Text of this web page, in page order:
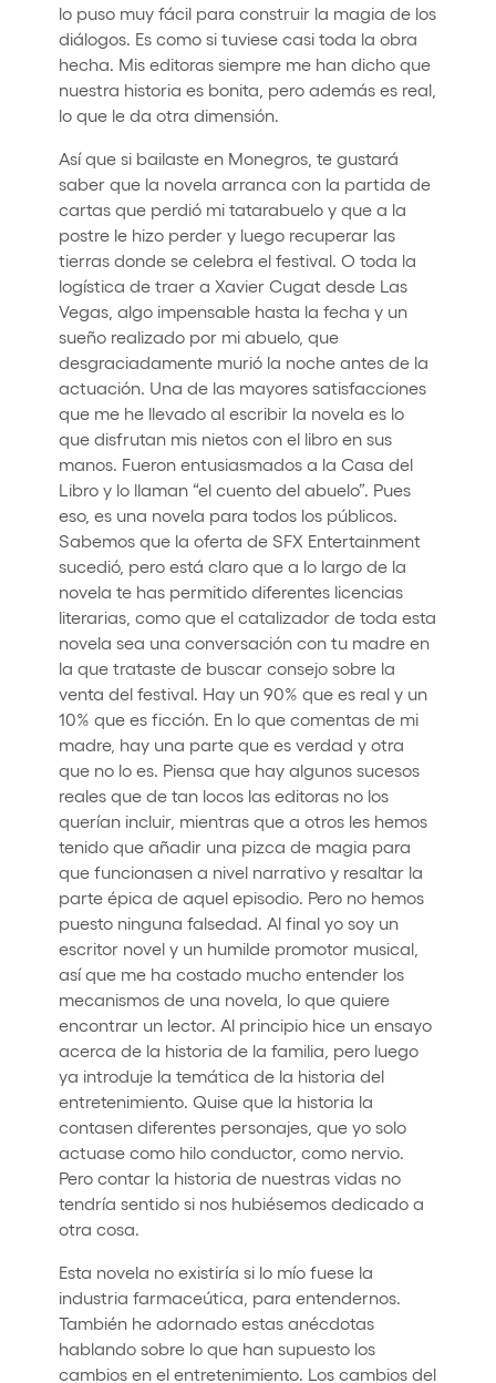
lo puso muy fácil para construir la magia de los
diálogos. Es como si tuviese casi toda la obra
hecha. Mis editoras siempre me han dicho que
nuestra historia es bonita, pero además es real,
lo que le da otra dimensión.
Así que si bailaste en Monegros, te gustará
saber que la novela arranca con la partida de
cartas que perdió mi tatarabuelo y que a la
postre le hizo perder y luego recuperar las
tierras donde se celebra el festival. O toda la
logística de traer a Xavier Cugat desde Las
Vegas, algo impensable hasta la fecha y un
sueño realizado por mi abuelo, que
desgraciadamente murió la noche antes de la
actuación. Una de las mayores satisfacciones
que me he llevado al escribir la novela es lo
que disfrutan mis nietos con el libro en sus
manos. Fueron entusiasmados a la Casa del
Libro y lo llaman “el cuento del abuelo”. Pues
eso, es una novela para todos los públicos.
Sabemos que la oferta de SFX Entertainment
sucedió, pero está claro que a lo largo de la
novela te has permitido diferentes licencias
literarias, como que el catalizador de toda esta
novela sea una conversación con tu madre en
la que trataste de buscar consejo sobre la
venta del festival. Hay un 90% que es real y un
10% que es ficción. En lo que comentas de mi
madre, hay una parte que es verdad y otra
que no lo es. Piensa que hay algunos sucesos
reales que de tan locos las editoras no los
querían incluir, mientras que a otros les hemos
tenido que añadir una pizca de magia para
que funcionasen a nivel narrativo y resaltar la
parte épica de aquel episodio. Pero no hemos
puesto ninguna falsedad. Al final yo soy un
escritor novel y un humilde promotor musical,
así que me ha costado mucho entender los
mecanismos de una novela, lo que quiere
encontrar un lector. Al principio hice un ensayo
acerca de la historia de la familia, pero luego
ya introduje la temática de la historia del
entretenimiento. Quise que la historia la
contasen diferentes personajes, que yo solo
actuase como hilo conductor, como nervio.
Pero contar la historia de nuestras vidas no
tendría sentido si nos hubiésemos dedicado a
otra cosa.
Esta novela no existiría si lo mío fuese la
industria farmaceútica, para entendernos.
También he adornado estas anécdotas
hablando sobre lo que han supuesto los
cambios en el entretenimiento. Los cambios del